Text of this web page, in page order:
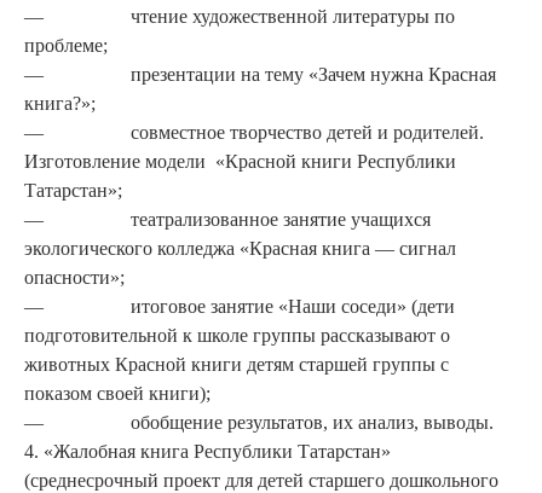
— чтение художественной лите­ратуры по
проблеме;
— презентации на тему «Зачем нужна Красная
книга?»;
— совместное творчество детей и родителей.
Изготовление модели «Крас­ной книги Республики
Татарстан»;
— театрализованное занятие уча­щихся
экологического колледжа «Красная книга — сиг­нал
опасности»;
— итоговое занятие «Наши сосе­ди» (дети
подготовительной к школе группы рассказывают о
животных Красной книги де­тям старшей группы с
показом своей книги);
— обобщение результатов, их анализ, выводы.
4. «Жалобная книга Республики Татарстан»
(среднесрочный проект для детей старшего дошкольного